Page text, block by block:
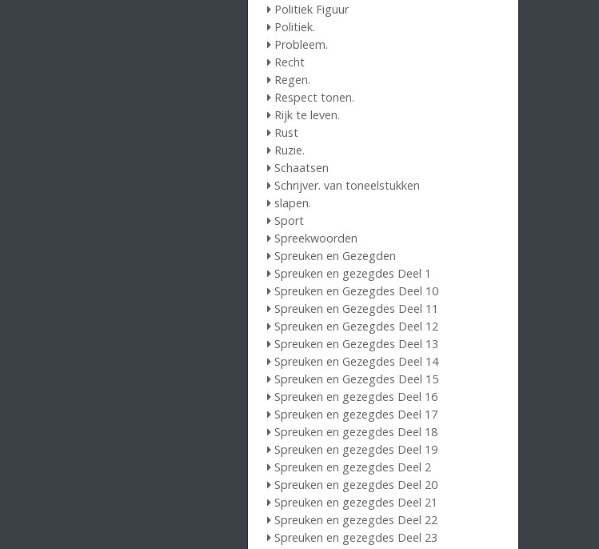
Politiek Figuur
Politiek.
Probleem.
Recht
Regen.
Respect tonen.
Rijk te leven.
Rust
Ruzie.
Schaatsen
Schrijver. van toneelstukken
slapen.
Sport
Spreekwoorden
Spreuken en Gezegden
Spreuken en gezegdes Deel 1
Spreuken en Gezegdes Deel 10
Spreuken en Gezegdes Deel 11
Spreuken en Gezegdes Deel 12
Spreuken en Gezegdes Deel 13
Spreuken en Gezegdes Deel 14
Spreuken en Gezegdes Deel 15
Spreuken en gezegdes Deel 16
Spreuken en gezegdes Deel 17
Spreuken en gezegdes Deel 18
Spreuken en gezegdes Deel 19
Spreuken en gezegdes Deel 2
Spreuken en gezegdes Deel 20
Spreuken en gezegdes Deel 21
Spreuken en gezegdes Deel 22
Spreuken en gezegdes Deel 23